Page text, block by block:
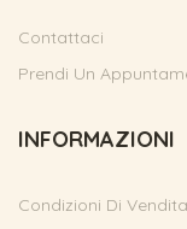
Contattaci
Prendi Un
INFORMAZIONI
Condizioni Di Vendita